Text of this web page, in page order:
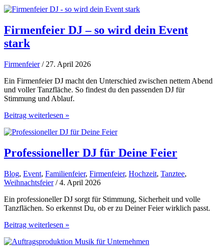
DJ
ausfüllen
Firmenfeier DJ – so wird dein Event
stark
Firmenfeier/ 27. April 2026
Ein Firmenfeier DJ macht den Unterschied zwischen nettem Abend
und voller Tanzfläche. So findest du den passenden DJ für
Stimmung und Ablauf.
Firmenfeier
–
wird
dein
stark
Beitrag weiterlesen »
Professioneller DJ für Deine Feier
Blog, Event, Familienfeier, Firmenfeier, Hochzeit, Tanztee,
Weihnachtsfeier/ 4. April 2026
Ein professioneller DJ sorgt für Stimmung, Sicherheit und volle
Tanzflächen. So erkennst Du, ob er zu Deiner Feier wirklich passt.
Professioneller
für
Beitrag weiterlesen »